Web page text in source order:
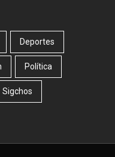
Deportes
Política
Sigchos